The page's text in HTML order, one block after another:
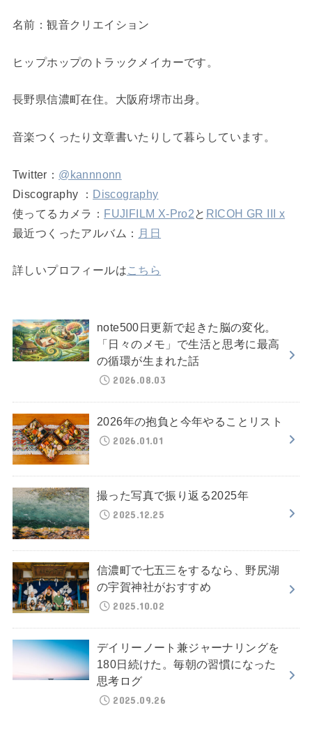
名前：観音クリエイション
ヒップホップのトラックメイカーです。
長野県信濃町在住。大阪府堺市出身。
音楽つくったり文章書いたりして暮らしています。
Twitter： @kannnonn
Discography ： Discography
使ってるカメラ： FUJIFILM X-Pro2と RICOH GR III x
最近つくったアルバム： 月日
詳しいプロフィールはこちら
note500日更新で起きた脳の変化。
「日々のメモ」で生活と思考に最高
の循環が生まれた話
2026.08.03
2026年の抱負と今年やることリスト
2026.01.01
撮った写真で振り返る2025年
2025.12.25
信濃町で七五三をするなら、野尻湖
の宇賀神社がおすすめ
2025.10.02
デイリーノート兼ジャーナリングを
180日続けた。毎朝の習慣になった
思考ログ
2025.09.26